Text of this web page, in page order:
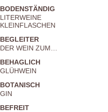
BODENSTÄNDIG
LITERWEINE
KLEINFLASCHEN
BEGLEITER
DER WEIN ZUM…
BEHAGLICH
GLÜHWEIN
BOTANISCH
GIN
BEFREIT